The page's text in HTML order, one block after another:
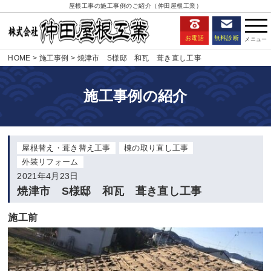
屋根工事の施工事例のご紹介（仲田屋根工業）
お電話 無料診断
HOME 施工事例 焼津市 S様邸 和瓦 葺き直し工事
施工事例の紹介
屋根替え・葺き替え工事
棟の取り直し工事
外装リフォーム
2021年4月23日
焼津市 S様邸 和瓦 葺き直し工事
施工前